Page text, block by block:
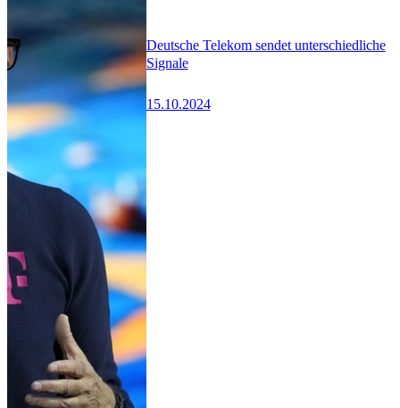
Deutsche Telekom sendet unterschiedliche
Signale
15.10.2024